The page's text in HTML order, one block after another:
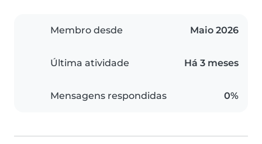
Membro desde Maio 2026
Última atividade Há 3 meses
Mensagens respondidas 0%